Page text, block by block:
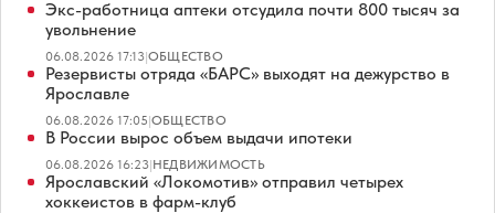
Экс-работница аптеки отсудила почти 800 тысяч за
увольнение
06.08.2026 17:13|ОБЩЕСТВО
Резервисты отряда «БАРС» выходят на дежурство в
Ярославле
06.08.2026 17:05|ОБЩЕСТВО
В России вырос объем выдачи ипотеки
06.08.2026 16:23|НЕДВИЖИМОСТЬ
Ярославский «Локомотив» отправил четырех
хоккеистов в фарм-клуб